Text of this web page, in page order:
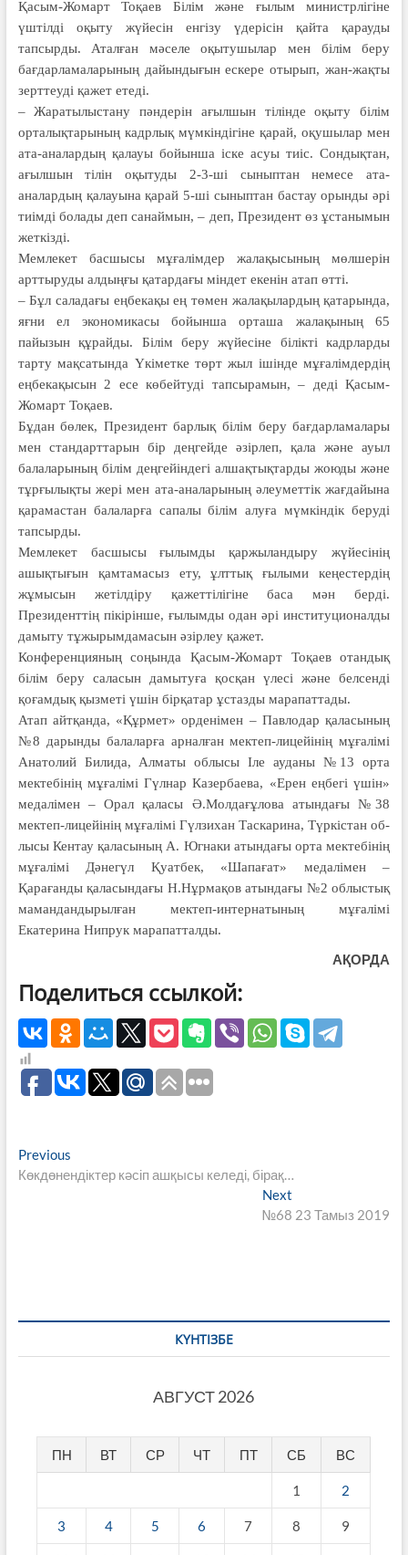
Қасым-Жомарт Тоқаев Білім және ғылым министрлігіне
үштілді оқыту жүйесін енгізу үдерісін қайта қарауды
тапсырды. Аталған мәселе оқытушылар мен білім беру
бағдарламаларының дайындығын ескере отырып, жан-жақты
зерттеуді қажет етеді.
– Жаратылыстану пәндерін ағыл­шын тілінде оқыту білім
орта­лықтарының кадрлық мүмкіндігіне қарай, оқушылар мен
ата-аналардың қалауы бойынша іске асуы тиіс. Сондықтан,
ағылшын тілін оқытуды 2-3-ші сыныптан немесе ата-
аналардың қалауына қарай 5-ші сыныптан бастау орынды әрі
тиімді болады деп санаймын, – деп, Президент өз ұстанымын
жеткізді.
Мемлекет басшысы мұғалімдер жалақысының мөлшерін
арттыруды алдыңғы қатардағы міндет екенін атап өтті.
– Бұл саладағы еңбекақы ең төмен жалақылардың қатарында,
яғни ел экономикасы бойынша орташа жалақының 65
пайызын құрайды. Білім беру жүйесіне білікті кадрларды
тарту мақсатында Үкі­метке төрт жыл ішінде мұға­лімдердің
еңбекақысын 2 есе кө­бейтуді тапсырамын, – деді Қасым-
Жомарт Тоқаев.
Бұдан бөлек, Президент барлық білім беру бағдарламалары
мен стандарттарын бір деңгейде әзірлеп, қала және ауыл
балаларының білім деңгейіндегі алшақтықтарды жоюды және
тұрғылықты жері мен ата-аналарының әлеуметтік жағдайына
қарамастан балаларға сапалы білім алуға мүмкіндік беруді
тапсырды.
Мемлекет басшысы ғылымды қар­жыландыру жүйесінің
ашық­тығын қамтамасыз ету, ұлттық ғылыми кеңес­тердің
жұмысын жетілдіру қажеттілігіне баса мән берді.
Президенттің пікірінше, ғылымды одан әрі институционалды
дамыту тұжырымдамасын әзірлеу қажет.
Конференцияның соңында Қасым-Жомарт Тоқаев отандық
білім беру саласын дамытуға қосқан үлесі және бел­сенді
қоғамдық қызметі үшін бір­қатар ұстазды марапаттады.
Атап айтқанда, «Құрмет» ор­де­німен – Павлодар қаласының
№8 дарынды балаларға арналған мектеп-лицейінің мұғалімі
Анатолий Билида, Алматы облысы Іле ауданы №13 орта
мектебінің мұғалімі Гүлнар Казербаева, «Ерен еңбегі үшін»
медалімен – Орал қаласы Ә.Молдағұлова атындағы №38
мектеп-лицейінің мұғалімі Гүлзихан Таскарина, Түркістан об­
лысы Кентау қаласының А. Югнаки атындағы орта мектебінің
мұғалімі Дәнегүл Қуатбек, «Шапағат» медалімен –
Қарағанды қаласындағы Н.Нұрмақов атындағы №2 облыстық
мамандандырылған мектеп-интернатының мұғалімі
Екатерина Нипрук марапатталды.
АҚОРДА
Поделиться ссылкой:
Навигация
по
PreviousPrevious
post:
Көкдөнендіктер кәсіп ашқысы келеді, бірақ…
Next
post:
№68 23 Тамыз 2019
КҮНТІЗБЕ
АВГУСТ 2026
ПН ВТ СР ЧТ ПТ СБ ВС
1 2
3 4 5 6 7 8 9